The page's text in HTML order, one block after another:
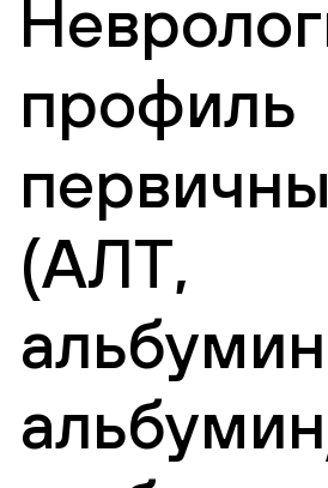
профиль
(АЛТ,